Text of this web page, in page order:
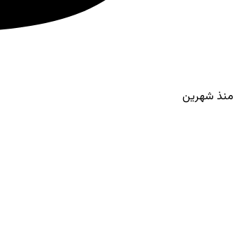
منذ شهرين